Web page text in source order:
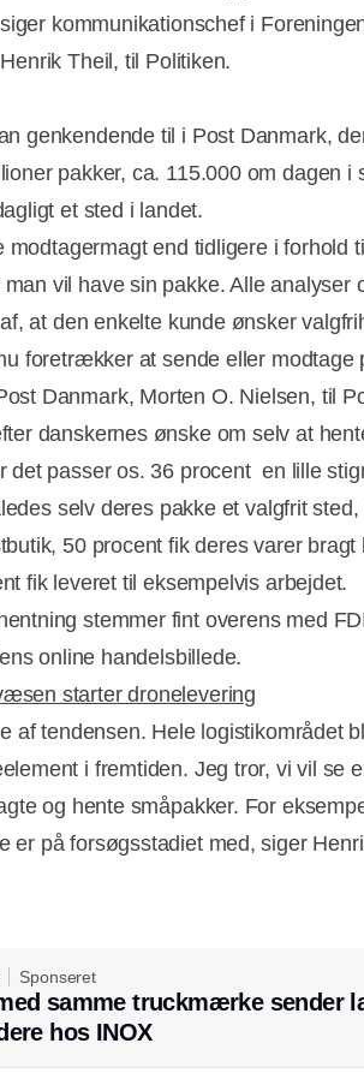
kommunikationschef i
Theil, til Politiken.
genkendende til i Post Danmark,
pakker, ca. 115.000 om dagen i
et sted i landet.
modtagermagt end tidligere i forhold
vil have sin pakke. Alle analyser
at den enkelte kunde ønsker
foretrækker at sende eller modtage
Danmark, Morten O. Nielsen, til
danskernes ønske om selv at
passer os. 36 procent  en lille
selv deres pakke et valgfrit
50 procent fik deres varer bragt
fik leveret til eksempelvis arbejdet.
stemmer fint overens med
online handelsbillede.
starter dronelevering
af tendensen. Hele logistikområdet
i fremtiden. Jeg tror, vi vil se
og hente småpakker. For
er på forsøgsstadiet med, siger
Sponseret
samme truckmærke sender
hos INOX